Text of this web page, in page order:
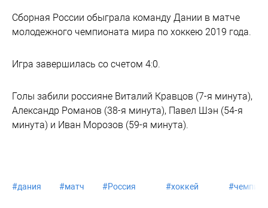
Сборная России обыграла команду Дании в матче
молодежного чемпионата мира по хоккею 2019 года.
Игра завершилась со счетом 4:0.
Голы забили россияне Виталий Кравцов (7-я минута),
Александр Романов (38-я минута), Павел Шэн (54-я
минута) и Иван Морозов (59-я минута).
#дания #матч #Россия #хоккей #